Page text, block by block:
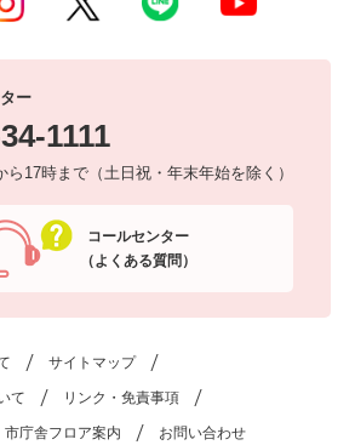
ー
1111
ら17時まで（土日祝・年末年始を除く）
コールセンター
（よくある質問）
サイトマップ
て リンク・免責事項
市庁舎フロア案内 お問い合わせ